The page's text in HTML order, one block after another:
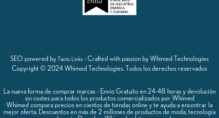
SEO powered by Tactic Links - Crafted with passion by Whimed Technologies
Copyright © 2024 Whimed Technologies. Todos los derechos reservados
La nueva forma de comprar marcas - Envío Gratuito en 24-48 horas y devolución
sin costes para todos los productos comercializados por Whimed
Whimed compara precios en cientos de tiendas online y te ayuda a encontrar la
mejor oferta. Descuentos en más de 2 millones de productos de moda, tecnología